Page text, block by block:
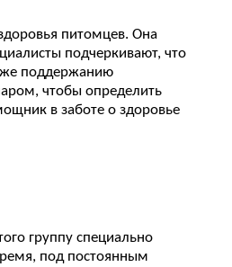
питомцев. Она
подчеркивают, что
поддержанию
чтобы определить
в заботе о здоровье
группу специально
под постоянным